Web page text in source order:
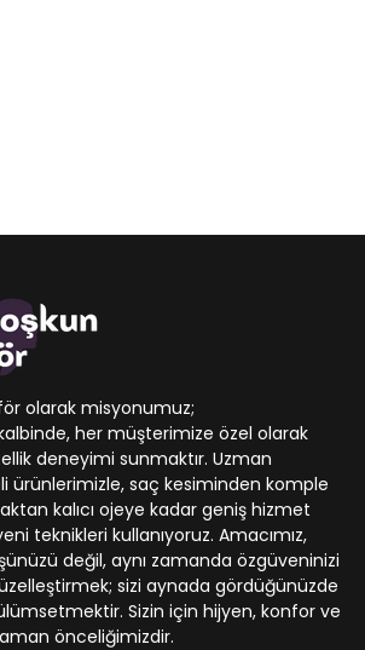
olarak misyonumuz;
her müşterimize özel olarak
deneyimi sunmaktır. Uzman
ürünlerimizle, saç kesiminden komple
kalıcı ojeye kadar geniş hizmet
teknikleri kullanıyoruz. Amacımız,
değil, aynı zamanda özgüveninizi
sizi aynada gördüğünüzde
Sizin için hijyen, konfor ve
önceliğimizdir.